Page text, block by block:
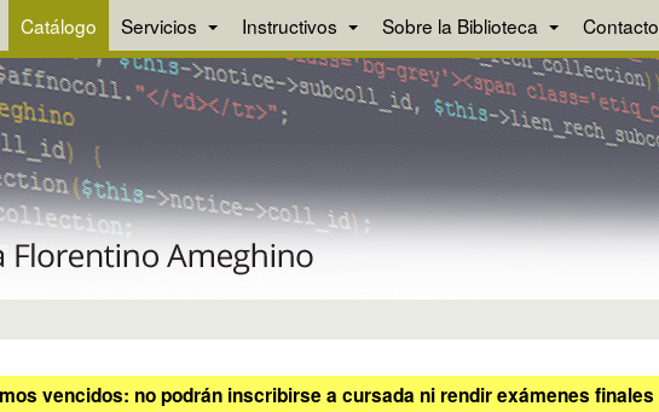
Catálogo Servicios Instructivos Sobre la Biblioteca Contacto
vencidos: no podrán inscribirse a cursada ni rendir exámenes finales